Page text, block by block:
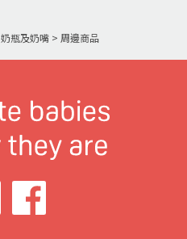
奶瓶及奶嘴 > 周邊商品